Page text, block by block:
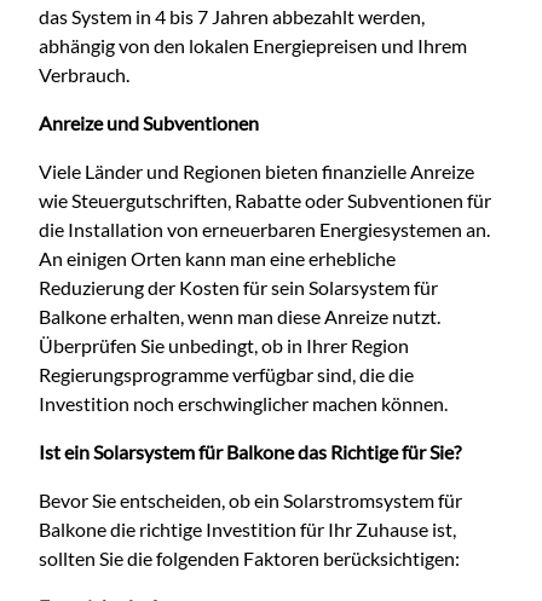
das System in 4 bis 7 Jahren abbezahlt werden,
abhängig von den lokalen Energiepreisen und Ihrem
Verbrauch.
Anreize und Subventionen
Viele Länder und Regionen bieten finanzielle Anreize
wie Steuergutschriften, Rabatte oder Subventionen für
die Installation von erneuerbaren Energiesystemen an.
An einigen Orten kann man eine erhebliche
Reduzierung der Kosten für sein Solarsystem für
Balkone erhalten, wenn man diese Anreize nutzt.
Überprüfen Sie unbedingt, ob in Ihrer Region
Regierungsprogramme verfügbar sind, die die
Investition noch erschwinglicher machen können.
Ist ein Solarsystem für Balkone das Richtige für Sie?
Bevor Sie entscheiden, ob ein Solarstromsystem für
Balkone die richtige Investition für Ihr Zuhause ist,
sollten Sie die folgenden Faktoren berücksichtigen: